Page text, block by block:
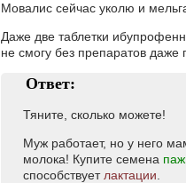
Мовалис сейчас уколю и
Даже две таблетки
не смогу без препаратов
Ответ:
Тяните, сколько можете!
Муж работает, но у него
молока! Купите семена
способствует лактации